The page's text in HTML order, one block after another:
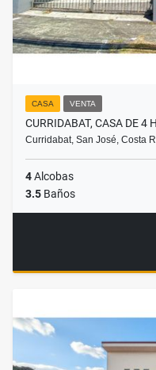
CASA VENTA
CURRIDABAT, CASA DE 4
Curridabat, San José, Costa
4Alcobas
3.5 Baños